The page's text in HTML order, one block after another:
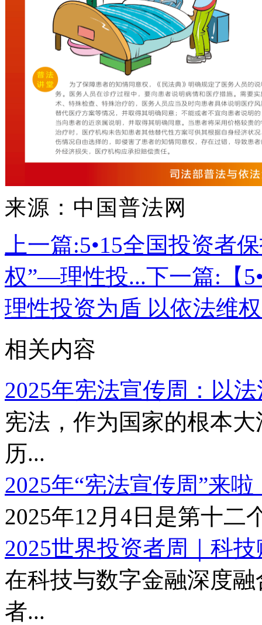
来源：中国普法网
上一篇:5•15全国投资者
权”—理性投...下一篇: 【
理性投资为盾 以依法维
相关内容
2025年宪法宣传周：以
宪法，作为国家的根本
历...
2025年“宪法宣传周”来
2025年12月4日是第十二
2025世界投资者周｜科
在科技与数字金融深度
者...